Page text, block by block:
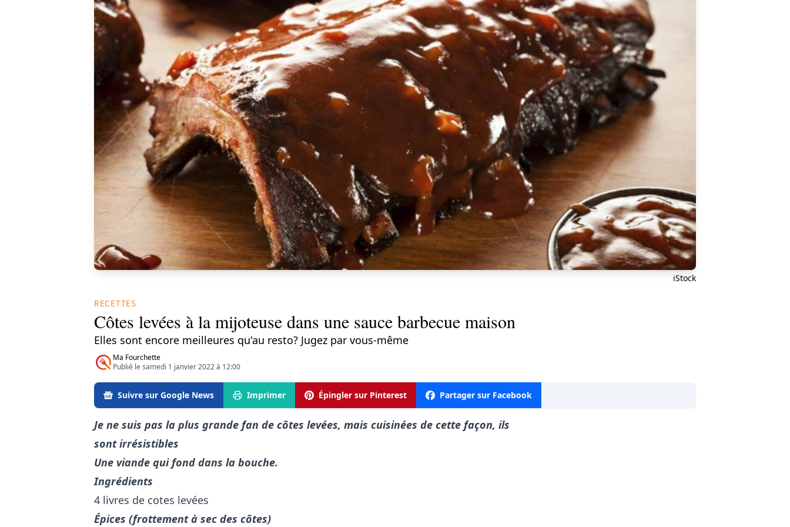
iStock
RECETTES
Côtes levées à la mijoteuse dans une sauce barbecue maison
Elles sont encore meilleures qu'au resto? Jugez par vous-même
Ma Fourchette
Publié le samedi 1 janvier 2022 à 12:00
Suivre sur Google News Imprimer Épingler sur Pinterest Partager sur Facebook
Je ne suis pas la plus grande fan de côtes levées, mais cuisinées de cette façon, ils
sont irrésistibles
Une viande qui fond dans la bouche.
Ingrédients
4 livres de cotes levées
Épices (frottement à sec des côtes)